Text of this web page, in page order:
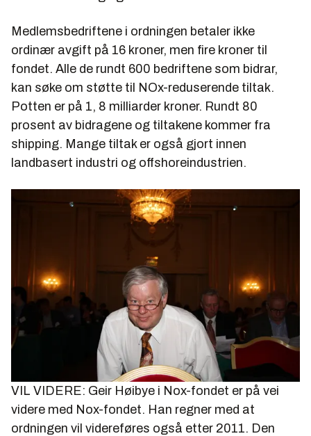
Medlemsbedriftene i ordningen betaler ikke
ordinær avgift på 16 kroner, men fire kroner til
fondet. Alle de rundt 600 bedriftene som bidrar,
kan søke om støtte til NOx-reduserende tiltak.
Potten er på 1, 8 milliarder kroner. Rundt 80
prosent av bidragene og tiltakene kommer fra
shipping. Mange tiltak er også gjort innen
landbasert industri og offshoreindustrien.
VIL VIDERE: Geir Høibye i Nox-fondet er på vei
videre med Nox-fondet. Han regner med at
ordningen vil videreføres også etter 2011. Den